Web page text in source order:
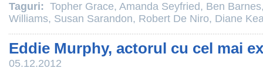
Taguri: Topher Grace, Amanda Seyfried, Ben Barnes
Williams, Susan Sarandon, Robert De Niro, Diane
Eddie Murphy, actorul cu cel mai
05.12.2012